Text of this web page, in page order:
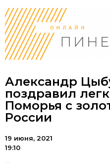
Александр
поздравил
Поморья с
России
19 июня, 2021
19:10